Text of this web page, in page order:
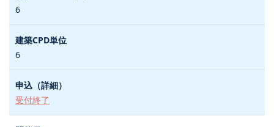
6
6
受付終了